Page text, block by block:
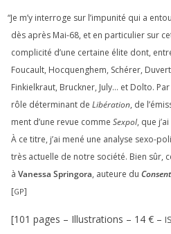
“Je m’y inter­roge sur l’impunité qui a
dès après Mai-68, et en par­ti­cu­lier sur
com­pli­ci­té d’une cer­taine élite dont,
Foucault, Hocquenghem, Schérer,
Finkielkraut, Bruckner, July… et Dolto.
rôle déter­mi­nant de Libération, de
ment d’une revue comme Sexpol, que
À ce titre, j’ai mené une ana­lyse sexo-
très actuelle de notre socié­té. Bien sûr,
à Vanessa Springora, auteure du
[GP]
[101 pages – Illustrations – 14 € –